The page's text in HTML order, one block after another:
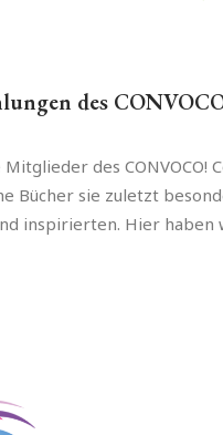
des
des CONVOCO!
Bücher sie zuletzt
inspirierten. Hier haben